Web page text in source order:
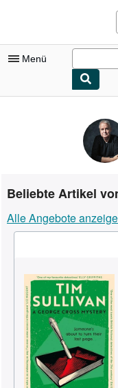
Menü
Meine Bestellungen
Antiquarische Bücher
Verkäufer
Verkäufer werden
Hilfe
Beliebte Artikel
Alle Angebote